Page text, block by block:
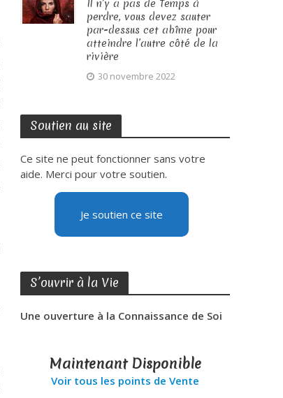
Il n’y a pas de Temps à
perdre, vous devez sauter
par-dessus cet abîme pour
atteindre l’autre côté de la
rivière
30 novembre 2022
Soutien au site
Ce site ne peut fonctionner sans votre
aide. Merci pour votre soutien.
Je soutien ce site
S’ouvrir à la Vie
Une ouverture à la Connaissance de Soi
Maintenant Disponible
Voir tous les points de Vente